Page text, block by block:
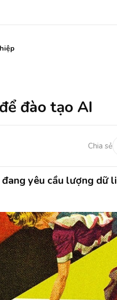
đào tạo AI
Chia sẻ
yêu cầu lượng dữ